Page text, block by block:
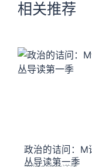
相关推荐
政治的诘问：M
丛导读第一季